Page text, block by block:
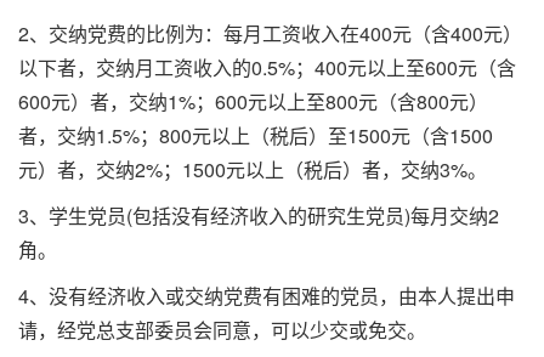
2、交纳党费的比例为：每月工资收入在400元（含400元）
以下者，交纳月工资收入的0.5%；400元以上至600元（含
600元）者，交纳1%；600元以上至800元（含800元）
者，交纳1.5%；800元以上（税后）至1500元（含1500
元）者，交纳2%；1500元以上（税后）者，交纳3%。
3、学生党员(包括没有经济收入的研究生党员)每月交纳2
角。
4、没有经济收入或交纳党费有困难的党员，由本人提出申
请，经党总支部委员会同意，可以少交或免交。